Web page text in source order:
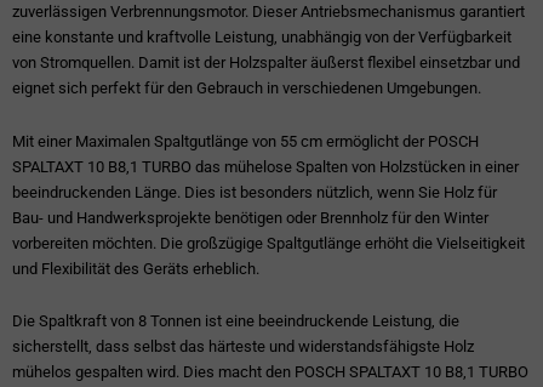
zuverlässigen Verbrennungsmotor. Dieser Antriebsmechanismus garantiert
eine konstante und kraftvolle Leistung, unabhängig von der Verfügbarkeit
von Stromquellen. Damit ist der Holzspalter äußerst flexibel einsetzbar und
eignet sich perfekt für den Gebrauch in verschiedenen Umgebungen.
Mit einer Maximalen Spaltgutlänge von 55 cm ermöglicht der POSCH
SPALTAXT 10 B8,1 TURBO das mühelose Spalten von Holzstücken in einer
beeindruckenden Länge. Dies ist besonders nützlich, wenn Sie Holz für
Bau- und Handwerksprojekte benötigen oder Brennholz für den Winter
vorbereiten möchten. Die großzügige Spaltgutlänge erhöht die Vielseitigkeit
und Flexibilität des Geräts erheblich.
Die Spaltkraft von 8 Tonnen ist eine beeindruckende Leistung, die
sicherstellt, dass selbst das härteste und widerstandsfähigste Holz
mühelos gespalten wird. Dies macht den POSCH SPALTAXT 10 B8,1 TURBO